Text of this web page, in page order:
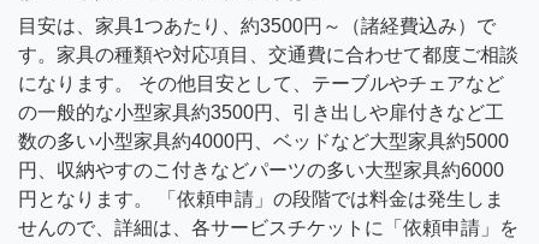
目安は、家具1つあたり、約3500円～（諸経費込み）で
す。家具の種類や対応項目、交通費に合わせて都度ご相談
になります。 その他目安として、テーブルやチェアなど
の一般的な小型家具約3500円、引き出しや扉付きなど工
数の多い小型家具約4000円、ベッドなど大型家具約5000
円、収納やすのこ付きなどパーツの多い大型家具約6000
円となります。 「依頼申請」の段階では料金は発生しま
せんので、詳細は、各サービスチケットに「依頼申請」を